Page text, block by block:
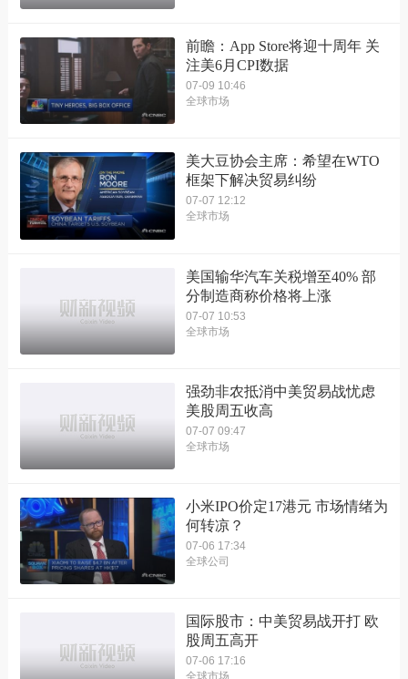
前瞻：App Store将迎十周年 关
注美6月CPI数据
07-09 10:46
全球市场
美大豆协会主席：希望在WTO
框架下解决贸易纠纷
07-07 12:12
全球市场
美国输华汽车关税增至40% 部
分制造商称价格将上涨
07-07 10:53
全球市场
强劲非农抵消中美贸易战忧虑
美股周五收高
07-07 09:47
全球市场
小米IPO价定17港元 市场情绪为
何转凉？
07-06 17:34
全球公司
国际股市：中美贸易战开打 欧
股周五高开
07-06 17:16